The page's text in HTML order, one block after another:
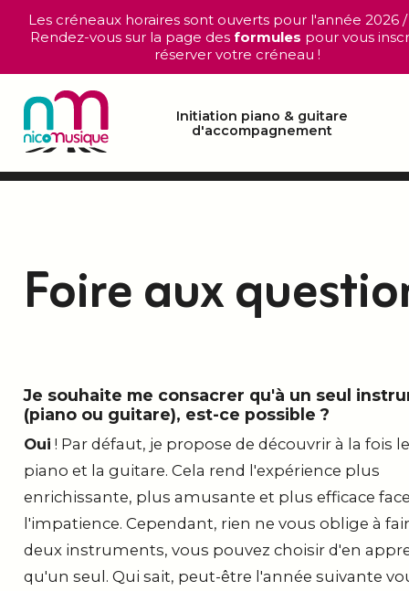
Les créneaux horaires sont ouverts pour l'année 2026 /
Rendez-vous sur la page des formules pour vous
réserver votre créneau !
Initiation piano & guitare
d'accompagnement
Foire aux
Je souhaite me consacrer qu'à un seul
(piano ou guitare), est-ce possible ?
Oui ! Par défaut, je propose de découvrir à la fois le
piano et la guitare. Cela rend l'expérience plus
enrichissante, plus amusante et plus efficace
l'impatience. Cependant, rien ne vous oblige à
deux instruments, vous pouvez choisir d'en
qu'un seul. Qui sait, peut-être l'année suivante